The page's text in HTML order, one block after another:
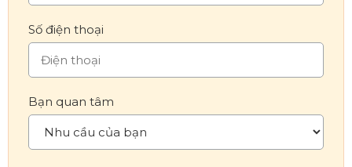
Số điện thoại
Bạn quan tâm